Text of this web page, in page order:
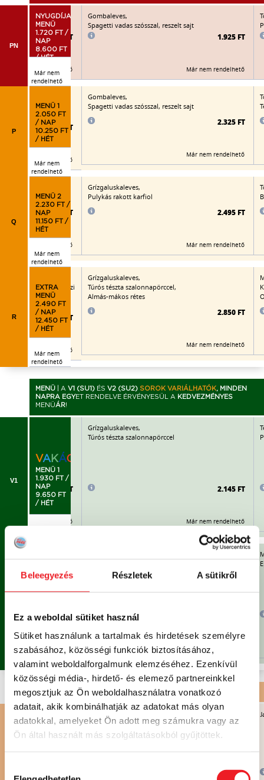
Beleegyezés Részletek A sütikről
Ez a weboldal sütiket használ
Sütiket használunk a tartalmak és hirdetések személyre
szabásához, közösségi funkciók biztosításához,
valamint weboldalforgalmunk elemzéséhez. Ezenkívül
közösségi média-, hirdető- és elemező partnereinkkel
megosztjuk az Ön weboldalhasználatra vonatkozó
adatait, akik kombinálhatják az adatokat más olyan
adatokkal, amelyeket Ön adott meg számukra vagy az
Ön által használt más szolgáltatásokból gyűjtöttek.
PN
NYUGDÍJAS
MENÜ
1.720 FT /
NAP
8.600 FT
/ HÉT
Már nem
rendelhető
1.955 FT
Már nem rendelhető
Gombaleves,
Spagetti vadas szósszal, reszelt sajt
1.925 FT
Már nem rendelhető
P
MENÜ 1
2.050 FT
/ NAP
10.250 FT
/ HÉT
Már nem
rendelhető
kemencében sütve,
2.495 FT
Már nem rendelhető
Gombaleves,
Spagetti vadas szósszal, reszelt sajt
2.325 FT
Már nem rendelhető
Q
MENÜ 2
2.230 FT /
NAP
11.150 FT /
HÉT
Már nem
rendelhető
2.270 FT
Már nem rendelhető
Grízgaluskaleves,
Pulykás rakott karfiol
2.495 FT
Már nem rendelhető
R
EXTRA
MENÜ
2.490 FT
/ NAP
12.450 FT
/ HÉT
Már nem
rendelhető
rakott burgonya, házi
2.965 FT
Már nem rendelhető
Grízgaluskaleves,
Túrós tészta szalonnapörccel,
Almás-mákos rétes
2.850 FT
Már nem rendelhető
MENÜ A V1 (SU1) ÉS V2 (SU2) SOROK VARIÁLHATÓK, MINDEN
NAPRA EGYET RENDELVE ÉRVÉNYESÜL A KEDVEZMÉNYES
MENÜÁR!
V1
VAKÁC
MENÜ 1
1.930 FT /
NAP
9.650 FT
/ HÉT
2.215 FT
Már nem rendelhető
Grízgaluskaleves,
Túrós tészta szalonnapörccel
2.145 FT
Már nem rendelhető
NAP
9.650 FT
rendelhető
zsömle),
2.215 FT
Már nem rendelhető Már nem rendelhető
DESSZERT ÉS SÜTEMÉNY | HAGYOMÁNYOS KONYHA
Gyümölcsrizs ananásszal és őszibarackkal
850 FT